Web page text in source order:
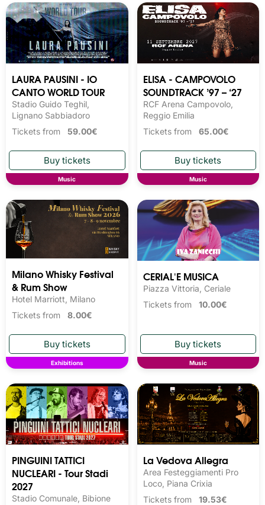
LAURA PAUSINI - IO
CANTO WORLD TOUR
Stadio Guido Teghil,
Lignano Sabbiadoro
Tickets from 59.00€
Music
ELISA - CAMPOVOLO
SOUNDTRACK ’97 – ‘27
RCF Arena Campovolo,
Reggio Emilia
Tickets from 65.00€
Music
Milano Whisky Festival
& Rum Show
Hotel Marriott, Milano
Tickets from 8.00€
Exhibitions
CERIAL'E MUSICA
Piazza Vittoria, Ceriale
Tickets from 10.00€
Music
PINGUINI TATTICI
NUCLEARI - Tour Stadi
2027
Stadio Comunale, Bibione
La Vedova Allegra
Area Festeggiamenti Pro
Loco, Piana Crixia
Tickets from 19.53€